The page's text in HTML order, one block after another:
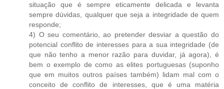
situação que é sempre eticamente delicada e levanta
sempre dúvidas, qualquer que seja a integridade de quem
responde;
4) O seu comentário, ao pretender desviar a questão do
potencial conflito de interesses para a sua integridade (de
que não tenho a menor razão para duvidar, já agora), é
bem o exemplo de como as elites portuguesas (suponho
que em muitos outros países também) lidam mal com o
conceito de conflito de interesses, que é uma matéria